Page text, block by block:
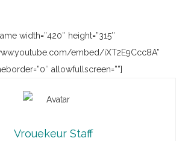
width=”420″ height=”315″
embed/iXT2E9Ccc8A”
allowfullscreen=””]
Vrouekeur Staff